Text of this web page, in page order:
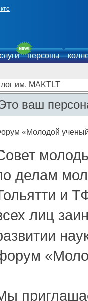
персоны
им. MAKTLT
ваш
«Молодой
делам
и
лиц